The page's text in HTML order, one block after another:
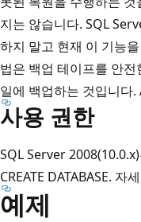
지는 않습니다. SQL
하지 말고 현재 이 기능
법은 백업 테이프를 안
일에 백업하는 것입니다
사용 권한
SQL Server
CREATE DATABASE. 자
예제